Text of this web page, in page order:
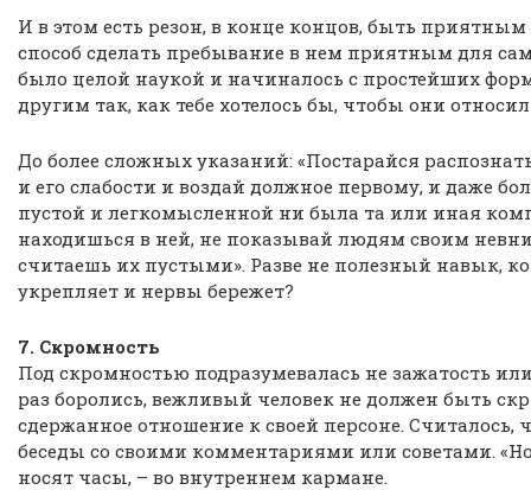
И в этом есть резон, в конце концов, быть
способ сделать пребывание в нем приятным для
было целой наукой и начиналось с простейших
другим так, как тебе хотелось бы, чтобы они
До более сложных указаний: «Постарайся
и его слабости и воздай должное первому, и даже
пустой и легкомысленной ни была та или иная
находишься в ней, не показывай людям своим
считаешь их пустыми». Разве не полезный навык,
укрепляет и нервы бережет?
7. Скромность
Под скромностью подразумевалась не зажатость
раз боролись, вежливый человек не должен быть
сдержанное отношение к своей персоне. Считалось,
беседы со своими комментариями или советами.
носят часы, – во внутреннем кармане.